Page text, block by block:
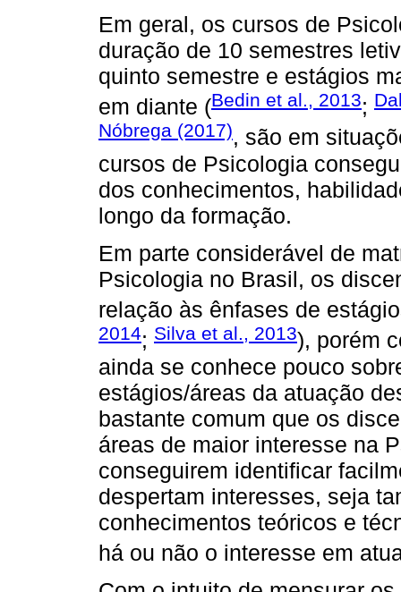
Em geral, os cursos de
duração de 10 semestres
quinto semestre e estágios
em diante (Bedin et al., 2013;
Nóbrega (2017), são em
cursos de Psicologia
dos conhecimentos,
longo da formação.
Em parte considerável de
Psicologia no Brasil, os
relação às ênfases de
2014; Silva et al., 2013), porém
ainda se conhece pouco
estágios/áreas da atuação
bastante comum que os
áreas de maior interesse na
conseguirem identificar
despertam interesses, seja
conhecimentos teóricos e
há ou não o interesse em